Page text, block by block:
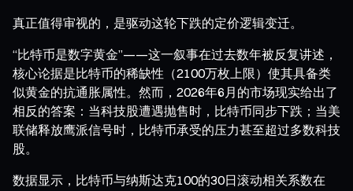
真正值得审视的，是驱动这轮下跌的定价逻辑变迁。
“比特币是数字黄金”——这一叙事在过去数年被反复讲述，
核心论据是比特币的稀缺性（2100万枚上限）使其具备类
似黄金的抗通胀属性。然而，2026年6月的市场现实给出了
相反的答案：当科技股遭遇抛售时，比特币同步下跌；当美
联储释放鹰派信号时，比特币承受的压力甚至超过多数科技
股。
数据显示，比特币与纳斯达克100的30日滚动相关系数在